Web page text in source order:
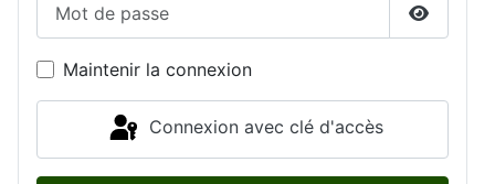
Afficher
Maintenir la connexion
Connexion avec clé d'accès